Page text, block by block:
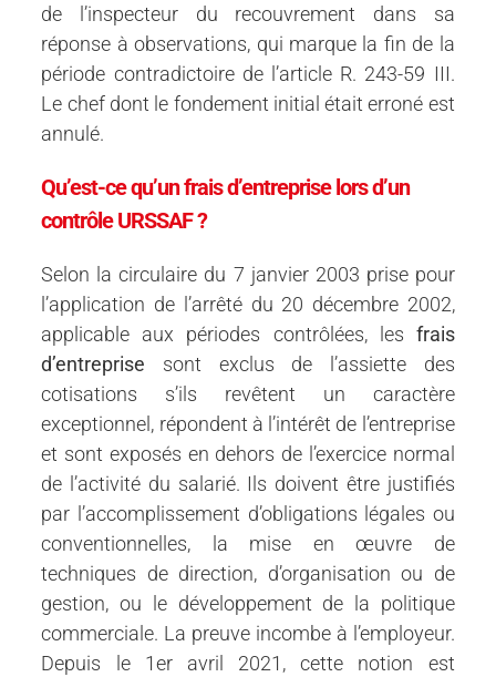
de l’inspecteur du recouvrement dans sa
réponse à observations, qui marque la fin de la
période contradictoire de l’article R. 243-59 III.
Le chef dont le fondement initial était erroné est
annulé.
Qu’est-ce qu’un frais d’entreprise lors d’un
contrôle URSSAF ?
Selon la circulaire du 7 janvier 2003 prise pour
l’application de l’arrêté du 20 décembre 2002,
applicable aux périodes contrôlées, les frais
d’entreprise sont exclus de l’assiette des
cotisations s’ils revêtent un caractère
exceptionnel, répondent à l’intérêt de l’entreprise
et sont exposés en dehors de l’exercice normal
de l’activité du salarié. Ils doivent être justifiés
par l’accomplissement d’obligations légales ou
conventionnelles, la mise en œuvre de
techniques de direction, d’organisation ou de
gestion, ou le développement de la politique
commerciale. La preuve incombe à l’employeur.
Depuis le 1er avril 2021, cette notion est